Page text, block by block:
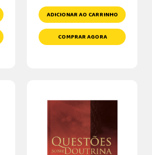
ADICIONAR AO CARRINHO
COMPRAR AGORA